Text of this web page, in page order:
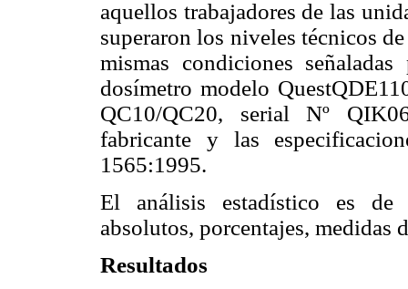
aquellos trabajadores de las
superaron los niveles técnicos
mismas condiciones
dosímetro modelo
QC10/QC20, serial Nº
fabricante y las
1565:1995.
El análisis estadístico es de
absolutos, porcentajes, medidas
Resultados